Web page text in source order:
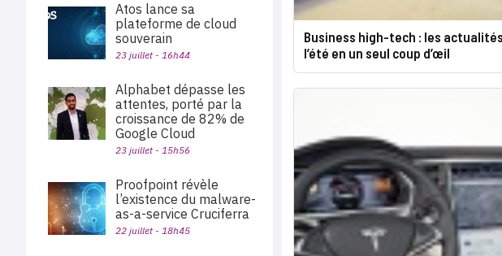
Business high-tech : les
l’été en un seul coup d’œil
Atos lance sa
plateforme de cloud
souverain
23 juillet - 16h44
Alphabet dépasse les
attentes, porté par la
croissance de 82% de
Google Cloud
23 juillet - 15h56
Proofpoint révèle
l’existence du malware-
as-a-service Cruciferra
22 juillet - 18h45